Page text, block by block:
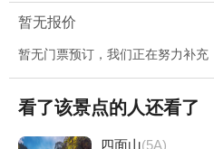
暂无报价
暂无门票预订，我们正在努力补充
看了该景点的人还看了
四面山(5A)